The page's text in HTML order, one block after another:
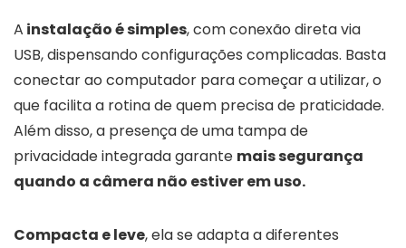
A instalação é simples, com conexão direta via
USB, dispensando configurações complicadas. Basta
conectar ao computador para começar a utilizar, o
que facilita a rotina de quem precisa de praticidade.
Além disso, a presença de uma tampa de
privacidade integrada garante mais segurança
quando a câmera não estiver em uso.
Compacta e leve, ela se adapta a diferentes